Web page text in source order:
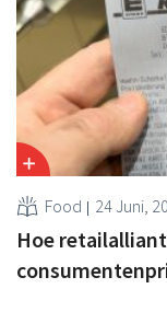
Food 24 Juni,
Hoe